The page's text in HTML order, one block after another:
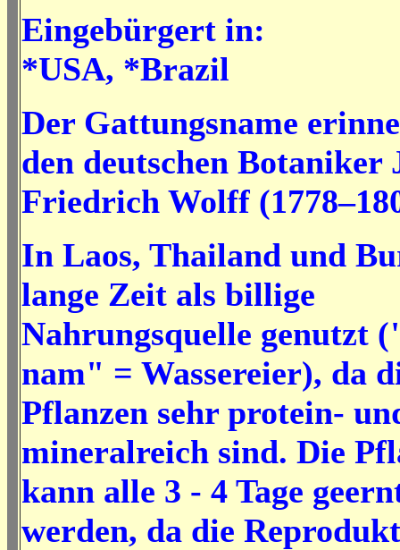
Eingebürgert in:
*USA, *Brazil
Der Gattungsname
den deutschen Botaniker
Friedrich Wolff
In Laos, Thailand und
lange Zeit als billige
Nahrungsquelle genutzt
nam" = Wassereier), da
Pflanzen sehr protein-
mineralreich sind. Die
kann alle 3 - 4 Tage
werden, da die